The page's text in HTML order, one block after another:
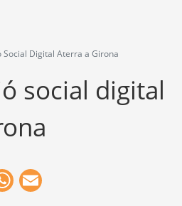
Social Digital Aterra a Girona
social digital
WhatsApp